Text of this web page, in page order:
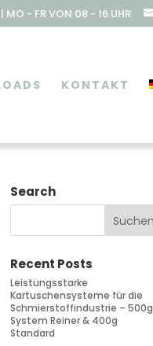
MO - FR VON 08 - 16 UHR
KONTAKT
Search
Recent Posts
Leistungsstarke
Kartuschensysteme für die
Schmierstoffindustrie – 500g
System Reiner & 400g
Standard